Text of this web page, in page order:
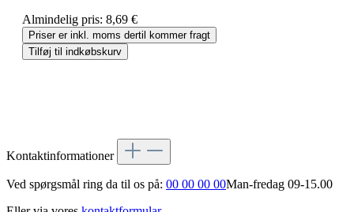
Almindelig pris: 8,69 €
Priser er inkl. moms dertil kommer fragt
Tilføj til indkøbskurv
Kontaktinformationer
Ved spørgsmål ring da til os på: 00 00 00 00Man-fredag 09-15.00